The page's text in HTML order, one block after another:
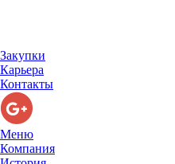
Закупки
Карьера
Контакты
Меню
Компания